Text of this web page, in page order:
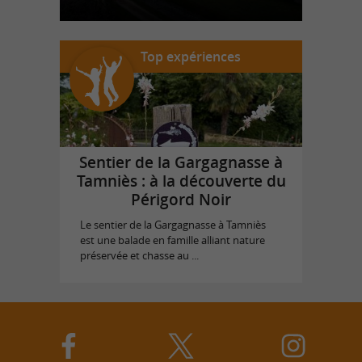
Top expériences
Sentier de la Gargagnasse à
Tamniès : à la découverte du
Périgord Noir
Le sentier de la Gargagnasse à Tamniès
est une balade en famille alliant nature
préservée et chasse au ...